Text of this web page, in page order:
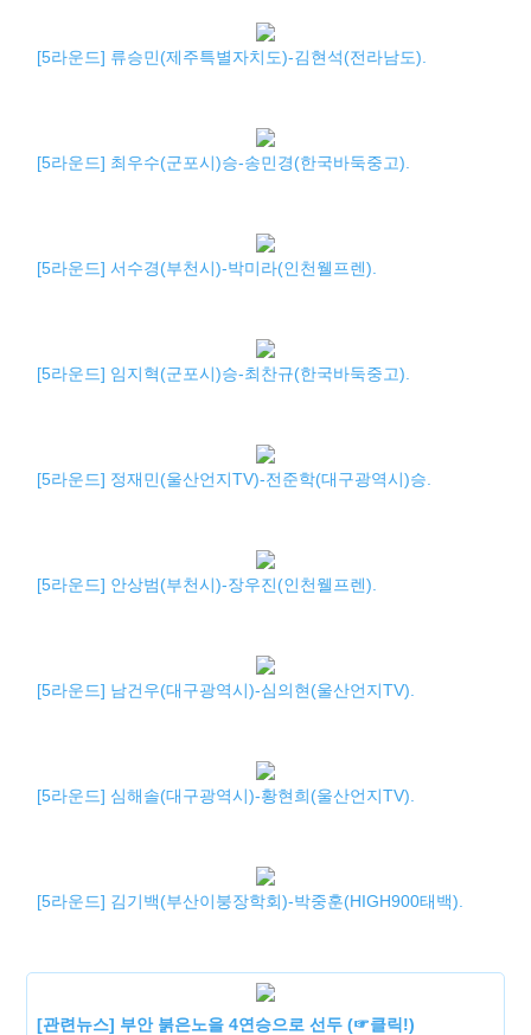
[5라운드] 류승민(제주특별자치도)-김현석(전라남도).
[5라운드] 최우수(군포시)승-송민경(한국바둑중고).
[5라운드] 서수경(부천시)-박미라(인천웰프렌).
[5라운드] 임지혁(군포시)승-최찬규(한국바둑중고).
[5라운드] 정재민(울산언지TV)-전준학(대구광역시)승.
[5라운드] 안상범(부천시)-장우진(인천웰프렌).
[5라운드] 남건우(대구광역시)-심의현(울산언지TV).
[5라운드] 심해솔(대구광역시)-황현희(울산언지TV).
[5라운드] 김기백(부산이붕장학회)-박중훈(HIGH900태백).
[관련뉴스] 부안 붉은노을 4연승으로 선두 (☞클릭!)